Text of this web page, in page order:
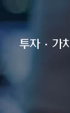
투자·가